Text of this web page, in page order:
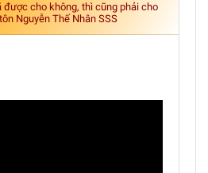
được cho không, thì cũng phải cho
Nguyễn Thế Nhân SSS